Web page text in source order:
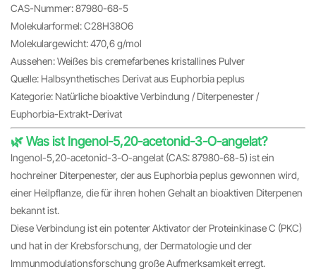
CAS-Nummer: 87980-68-5
Molekularformel: C28H38O6
Molekulargewicht: 470,6 g/mol
Aussehen: Weißes bis cremefarbenes kristallines Pulver
Quelle: Halbsynthetisches Derivat aus Euphorbia peplus
Kategorie: Natürliche bioaktive Verbindung / Diterpenester /
Euphorbia-Extrakt-Derivat
🌿 Was ist Ingenol-5,20-acetonid-3-O-angelat?
Ingenol-5,20-acetonid-3-O-angelat (CAS: 87980-68-5) ist ein
hochreiner Diterpenester, der aus Euphorbia peplus gewonnen wird,
einer Heilpflanze, die für ihren hohen Gehalt an bioaktiven Diterpenen
bekannt ist.
Diese Verbindung ist ein potenter Aktivator der Proteinkinase C (PKC)
und hat in der Krebsforschung, der Dermatologie und der
Immunmodulationsforschung große Aufmerksamkeit erregt.